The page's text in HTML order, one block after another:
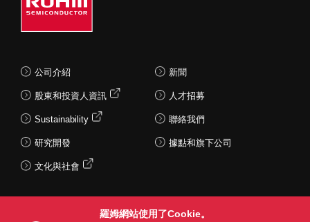
公司介紹
股東和投資人資訊
Sustainability
研究開發
文化與社會
新聞
人才招募
聯絡我們
據點和旗下公司
羅姆網站使用了Cookie。